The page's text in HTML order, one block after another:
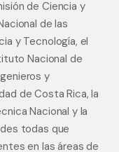
de Ciencia y
de las
y Tecnología, el
Nacional de
y
de Costa Rica, la
Nacional y la
todas que
en las áreas de